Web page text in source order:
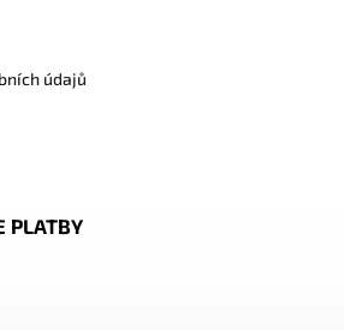
údajů
PLATBY